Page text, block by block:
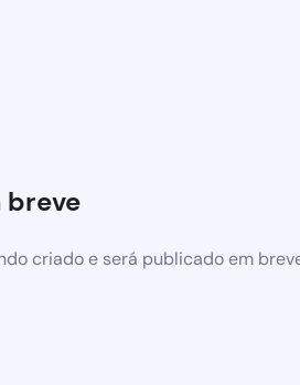
breve
criado e será publicado em